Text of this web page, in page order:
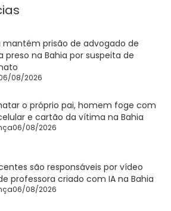
mantém prisão de advogado de
preso na Bahia por suspeita de
08/2026
o próprio pai, homem foge com
e cartão da vítima na Bahia
06/08/2026
são responsáveis por vídeo
professora criado com IA na Bahia
06/08/2026